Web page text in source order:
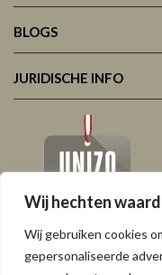
Wij hechten
Wij gebruiken cookies
gepersonaliseerde
BLOGS
JURIDISCHE INFO